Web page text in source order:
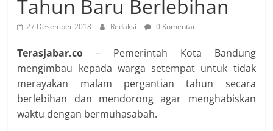
Tahun Baru Berlebihan
27 Desember 2018 Redaksi 0 Komentar
Terasjabar.co – Pemerintah Kota Bandung
mengimbau kepada warga setempat untuk tidak
merayakan malam pergantian tahun secara
berlebihan dan mendorong agar menghabiskan
waktu dengan bermuhasabah.